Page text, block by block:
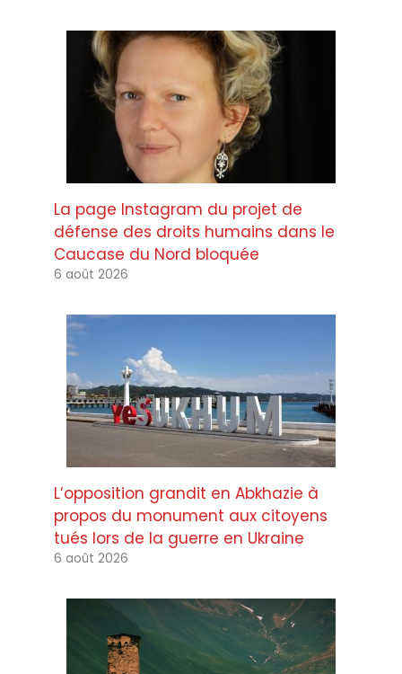
La page Instagram du projet de
défense des droits humains dans le
Caucase du Nord bloquée
6 août 2026
L’opposition grandit en Abkhazie à
propos du monument aux citoyens
tués lors de la guerre en Ukraine
6 août 2026